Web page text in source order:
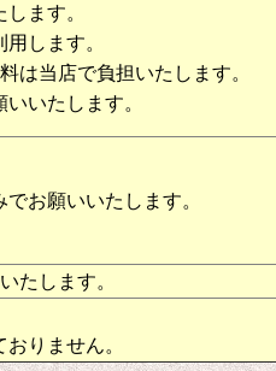
ます。
します。
は当店で負担いたします。
いたします。
お願いいたします。
たします。
りません。